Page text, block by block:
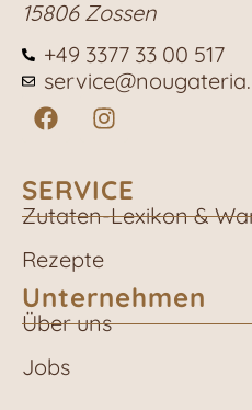
15806 Zossen
+49 3377 33 00 517
SERVICE
Zutaten-Lexikon &
Rezepte
Unternehmen
Über uns
Jobs